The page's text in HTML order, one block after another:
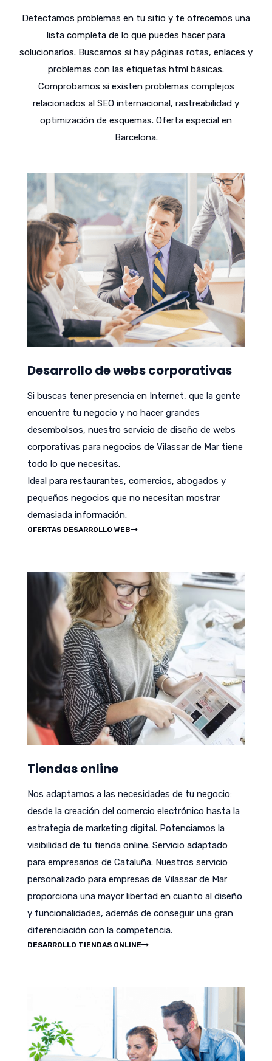
Detectamos problemas en tu sitio y te ofrecemos una
lista completa de lo que puedes hacer para
solucionarlos. Buscamos si hay páginas rotas, enlaces y
problemas con las etiquetas html básicas.
Comprobamos si existen problemas complejos
relacionados al SEO internacional, rastreabilidad y
optimización de esquemas. Oferta especial en
Barcelona.
Desarrollo de webs corporativas
Si buscas tener presencia en Internet, que la gente
encuentre tu negocio y no hacer grandes
desembolsos, nuestro servicio de diseño de webs
corporativas para negocios de Vilassar de Mar tiene
todo lo que necesitas.
Ideal para restaurantes, comercios, abogados y
pequeños negocios que no necesitan mostrar
demasiada información.
OFERTAS DESARROLLO WEB
Tiendas online
Nos adaptamos a las necesidades de tu negocio:
desde la creación del comercio electrónico hasta la
estrategia de marketing digital. Potenciamos la
visibilidad de tu tienda online. Servicio adaptado
para empresarios de Cataluña. Nuestros servicio
personalizado para empresas de Vilassar de Mar
proporciona una mayor libertad en cuanto al diseño
y funcionalidades, además de conseguir una gran
diferenciación con la competencia.
DESARROLLO TIENDAS ONLINE